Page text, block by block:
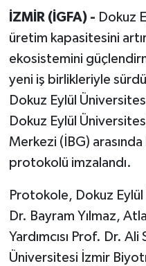
İZMİR (İGFA) - Dokuz
üretim kapasitesini
ekosistemini
yeni iş birlikleriyle
Dokuz Eylül
Dokuz Eylül
Merkezi (İBG)
protokolü imzalandı.
Protokole, Dokuz
Dr. Bayram Yılmaz,
Yardımcısı Prof. Dr. Ali
Üniversitesi İzmir